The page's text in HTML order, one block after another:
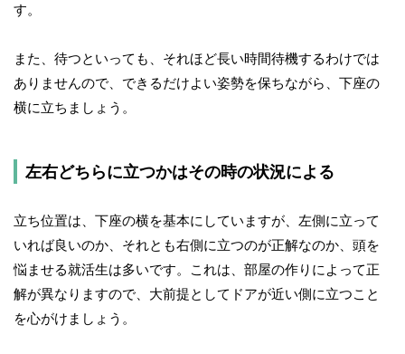
す。
また、待つといっても、それほど長い時間待機するわけでは
ありませんので、できるだけよい姿勢を保ちながら、下座の
横に立ちましょう。
左右どちらに立つかはその時の状況による
立ち位置は、下座の横を基本にしていますが、左側に立って
いれば良いのか、それとも右側に立つのが正解なのか、頭を
悩ませる就活生は多いです。これは、部屋の作りによって正
解が異なりますので、大前提としてドアが近い側に立つこと
を心がけましょう。